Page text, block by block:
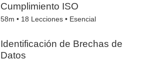
Cumplimiento ISO
58m • 18 Lecciones • Esencial
Identificación de Brechas de
Datos